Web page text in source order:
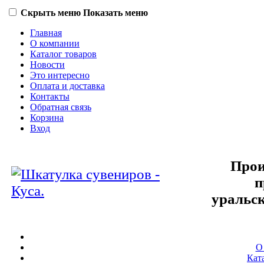
Скрыть меню Показать меню
Главная
О компании
Каталог товаров
Новости
Это интересно
Оплата и доставка
Контакты
Обратная связь
Корзина
Вход
О